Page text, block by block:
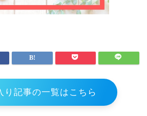
り記事の一覧はこちら